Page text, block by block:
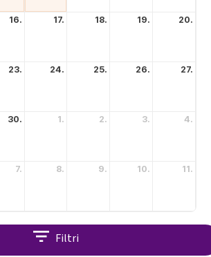
16. 17. 18. 19. 20.
23. 24. 25. 26. 27.
30. 1. 2. 3. 4.
7. 8. 9. 10. 11.
Filtri